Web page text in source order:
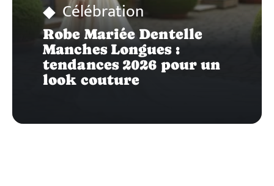
Célébration
Robe Mariée Dentelle
Manches Longues :
tendances 2026 pour un
look couture